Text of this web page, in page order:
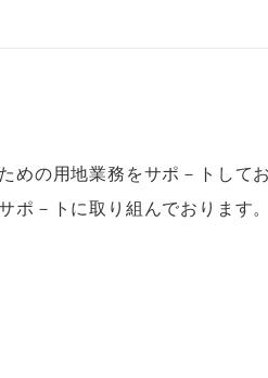
めの用地業務をサポ－トして
ポ－トに取り組んでおります。